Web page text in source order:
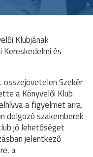
Klubjának
Kereskedelmi és
Szekér
a Könyvelői Klub
a figyelmet arra,
dolgozó szakemberek
jó lehetőséget
jelentkező
a